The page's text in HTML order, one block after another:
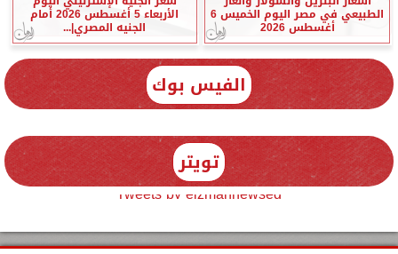
الطبيعي في مصر اليوم الخميس 6
أغسطس 2026
الأربعاء 5 أغسطس 2026 أمام
الجنيه المصري|...
الفيس بوك
تويتر
Tweets by elzmannewseg